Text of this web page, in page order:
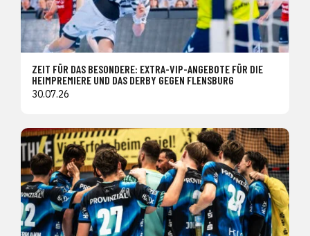
ZEIT FÜR DAS BESONDERE: EXTRA-VIP-ANGEBOTE FÜR DIE
HEIMPREMIERE UND DAS DERBY GEGEN FLENSBURG
30.07.26